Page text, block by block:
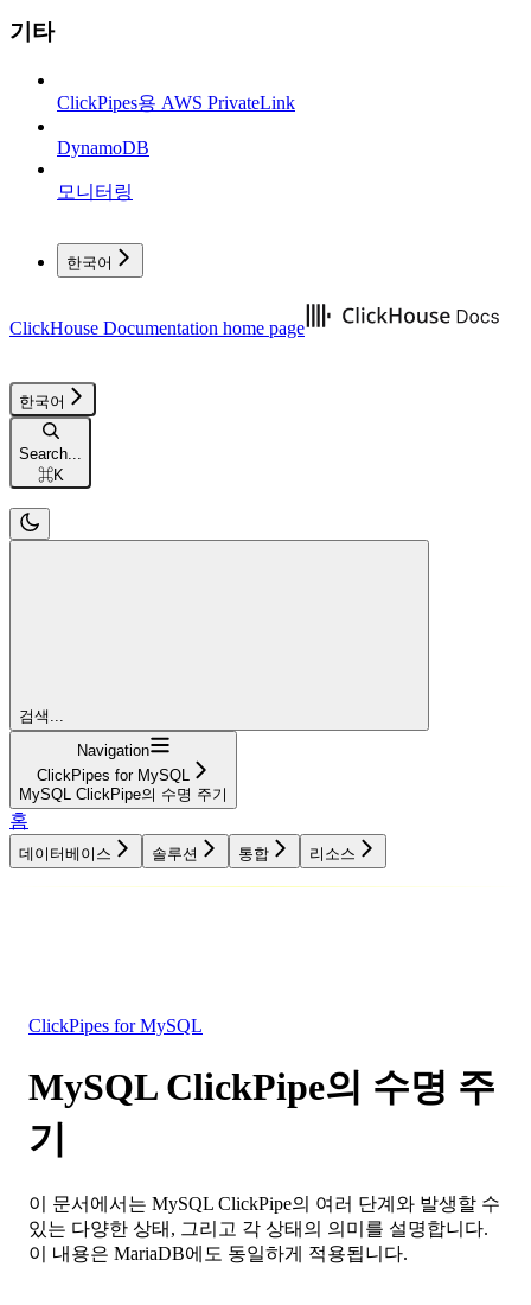
기타
ClickPipes용 AWS PrivateLink
DynamoDB
모니터링
한국어
ClickHouse Documentation home page
한국어
Search...
⌘K
검색...
Navigation
ClickPipes for MySQL
MySQL ClickPipe의 수명 주기
홈
데이터베이스 솔루션 통합 리소스
ClickPipes for MySQL
MySQL ClickPipe의 수명 주
기
이 문서에서는 MySQL ClickPipe의 여러 단계와 발생할 수
있는 다양한 상태, 그리고 각 상태의 의미를 설명합니다.
이 내용은 MariaDB에도 동일하게 적용됩니다.